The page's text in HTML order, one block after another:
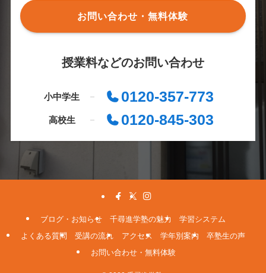
お問い合わせ・無料体験
授業料などのお問い合わせ
小中学生 0120-357-773
高校生 0120-845-303
ブログ・お知らせ 千尋進学塾の魅力
学習システム
よくある質問
受講の流れ アクセス 学年別案内
卒塾生の声
お問い合わせ・無料体験